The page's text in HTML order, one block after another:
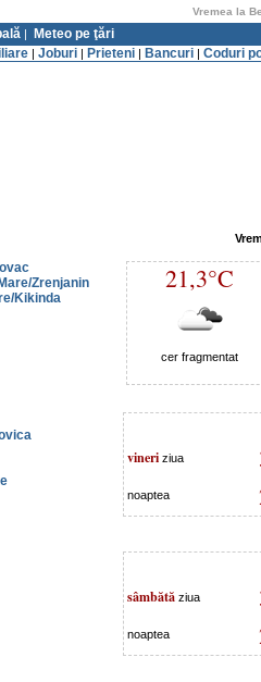
Vremea la
|
Meteo pe ţări
| Joburi | Prieteni | Bancuri | Coduri
Zrenjanin
Kikinda
21,3°C
cer fragmentat
vineri ziua
noaptea
sâmbătă ziua
noaptea